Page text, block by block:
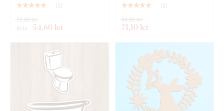
( 2)
de la 54,60 lei
72,80 lei
( 2)
71,10 lei
94,80 lei